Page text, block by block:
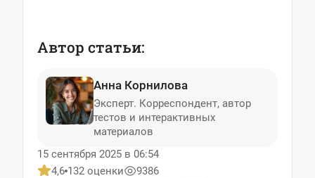
Автор статьи:
Анна Корнилова
Эксперт. Корреспондент, автор
тестов и интерактивных
материалов
15 сентября 2025 в 06:54
4,6 132 оценки
9386